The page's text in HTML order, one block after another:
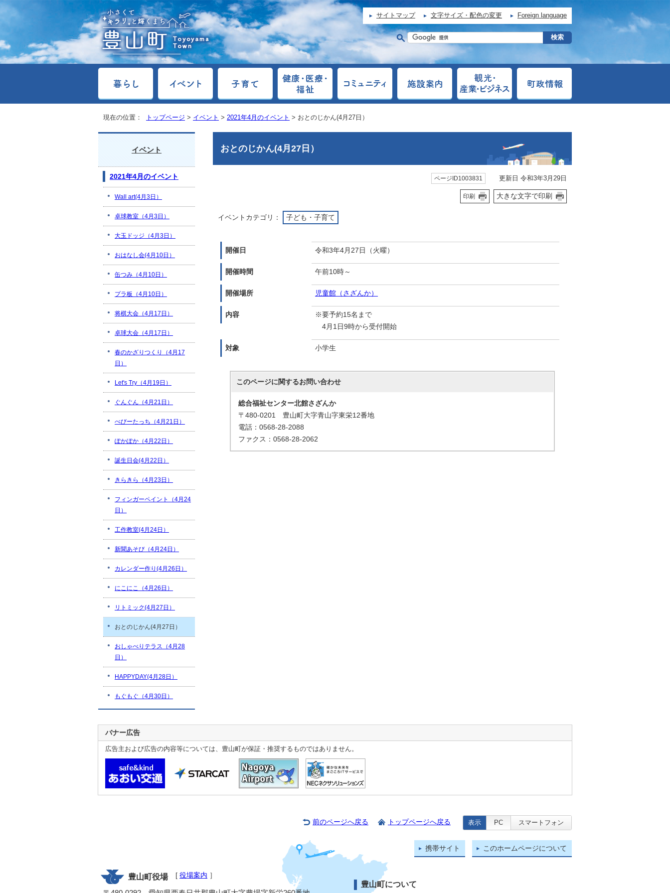
サイトマップ 文字サイズ・配色の変更 Foreign language
現在の位置： トップページ > イベント > 2021年4月のイベント > おとのじかん(4月27日）
おとのじかん(4月27日）
ページID1003831 更新日 令和3年3月29日
印刷 大きな文字で印刷
イベントカテゴリ： 子ども・子育て
開催日 令和3年4月27日（火曜）
開催時間 午前10時～
開催場所 児童館（さざんか）
内容
※要予約15名まで
4月1日9時から受付開始
対象 小学生
このページに関するお問い合わせ
総合福祉センター北館さざんか
〒480-0201 豊山町大字青山字東栄12番地
電話：0568-28-2088
ファクス：0568-28-2062
イベント
2021年4月のイベント
Wall art(4月3日）
卓球教室（4月3日）
大玉ドッジ（4月3日）
おはなし会(4月10日）
缶つみ（4月10日）
プラ板（4月10日）
将棋大会（4月17日）
卓球大会（4月17日）
春のかざりつくり（4月17
日）
Let's Try（4月19日）
ぐんぐん（4月21日）
べびーたっち（4月21日）
ぽかぽか（4月22日）
誕生日会(4月22日）
きらきら（4月23日）
フィンガーペイント（4月24
日）
工作教室(4月24日）
新聞あそび（4月24日）
カレンダー作り(4月26日）
にこにこ（4月26日）
リトミック(4月27日）
おとのじかん(4月27日）
おしゃべりテラス（4月28
日）
HAPPYDAY(4月28日）
もぐもぐ（4月30日）
バナー広告
広告主および広告の内容等については、豊山町が保証・推奨するものではありません。
前のページへ戻る トップページへ戻る 表示 PC スマートフォン
携帯サイト このホームページについて
豊山町役場 [ 役場案内 ］
豊山町について